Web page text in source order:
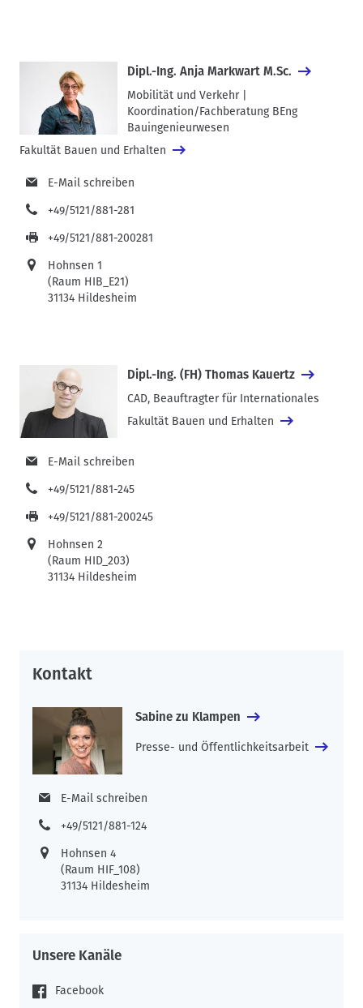
Nation als finales Team ein.
Dipl.-Ing. Anja Markwart M.Sc.
Mobilität und Verkehr |
Koordination/Fachberatung BEng
Bauingenieurwesen
Fakultät Bauen und Erhalten
E-Mail schreiben
+49/5121/881-281
+49/5121/881-200281
Hohnsen 1
(Raum HIB_E21)
31134 Hildesheim
Dipl.-Ing. (FH) Thomas Kauertz
CAD, Beauftragter für Internationales
Fakultät Bauen und Erhalten
E-Mail schreiben
+49/5121/881-245
+49/5121/881-200245
Hohnsen 2
(Raum HID_203)
31134 Hildesheim
Kontakt
Sabine zu Klampen
Presse- und Öffentlichkeitsarbeit
E-Mail schreiben
+49/5121/881-124
Hohnsen 4
(Raum HIF_108)
31134 Hildesheim
Unsere Kanäle
Facebook